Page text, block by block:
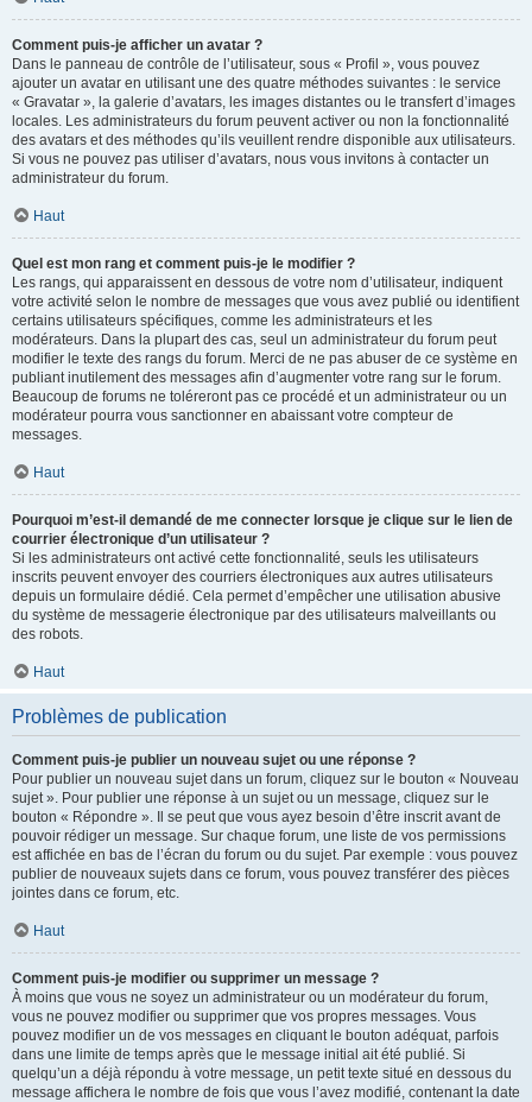
Comment puis-je afficher un avatar ?
Dans le panneau de contrôle de l’utilisateur, sous « Profil », vous pouvez
ajouter un avatar en utilisant une des quatre méthodes suivantes : le service
« Gravatar », la galerie d’avatars, les images distantes ou le transfert d’images
locales. Les administrateurs du forum peuvent activer ou non la fonctionnalité
des avatars et des méthodes qu’ils veuillent rendre disponible aux utilisateurs.
Si vous ne pouvez pas utiliser d’avatars, nous vous invitons à contacter un
administrateur du forum.
Haut
Quel est mon rang et comment puis-je le modifier ?
Les rangs, qui apparaissent en dessous de votre nom d’utilisateur, indiquent
votre activité selon le nombre de messages que vous avez publié ou identifient
certains utilisateurs spécifiques, comme les administrateurs et les
modérateurs. Dans la plupart des cas, seul un administrateur du forum peut
modifier le texte des rangs du forum. Merci de ne pas abuser de ce système en
publiant inutilement des messages afin d’augmenter votre rang sur le forum.
Beaucoup de forums ne toléreront pas ce procédé et un administrateur ou un
modérateur pourra vous sanctionner en abaissant votre compteur de
messages.
Haut
Pourquoi m’est-il demandé de me connecter lorsque je clique sur le lien de
courrier électronique d’un utilisateur ?
Si les administrateurs ont activé cette fonctionnalité, seuls les utilisateurs
inscrits peuvent envoyer des courriers électroniques aux autres utilisateurs
depuis un formulaire dédié. Cela permet d’empêcher une utilisation abusive
du système de messagerie électronique par des utilisateurs malveillants ou
des robots.
Haut
Problèmes de publication
Comment puis-je publier un nouveau sujet ou une réponse ?
Pour publier un nouveau sujet dans un forum, cliquez sur le bouton « Nouveau
sujet ». Pour publier une réponse à un sujet ou un message, cliquez sur le
bouton « Répondre ». Il se peut que vous ayez besoin d’être inscrit avant de
pouvoir rédiger un message. Sur chaque forum, une liste de vos permissions
est affichée en bas de l’écran du forum ou du sujet. Par exemple : vous pouvez
publier de nouveaux sujets dans ce forum, vous pouvez transférer des pièces
jointes dans ce forum, etc.
Haut
Comment puis-je modifier ou supprimer un message ?
À moins que vous ne soyez un administrateur ou un modérateur du forum,
vous ne pouvez modifier ou supprimer que vos propres messages. Vous
pouvez modifier un de vos messages en cliquant le bouton adéquat, parfois
dans une limite de temps après que le message initial ait été publié. Si
quelqu’un a déjà répondu à votre message, un petit texte situé en dessous du
message affichera le nombre de fois que vous l’avez modifié, contenant la date